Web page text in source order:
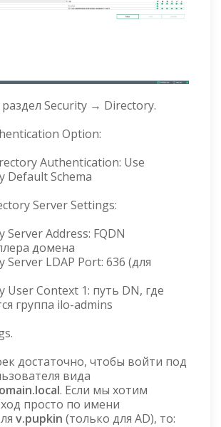
Security → Directory.
Option:
Authentication: Use
Default Schema
Server Settings:
Server Address: FQDN
домена
Server LDAP Port: 636 (для
User Context 1: путь DN, где
группа ilo-admins
достаточно, чтобы войти под
вида
. Если мы хотим
просто по имени
v.pupkin (только для AD), то: